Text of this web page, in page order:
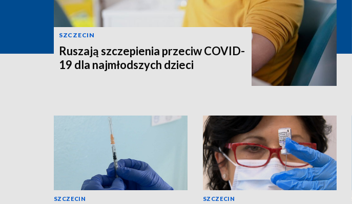
SZCZECIN
Ruszają szczepienia przeciw COVID-
19 dla najmłodszych dzieci
SZCZECIN SZCZECIN